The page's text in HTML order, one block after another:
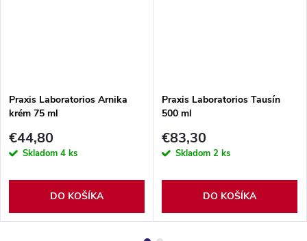
Praxis Laboratorios Arnika
krém 75 ml
€44,80
Skladom 4 ks
DO KOŠÍKA
Praxis Laboratorios Tausín
500 ml
€83,30
Skladom 2 ks
DO KOŠÍKA